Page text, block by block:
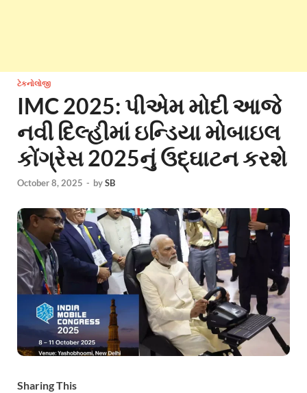
ટેકનોલોજી
IMC 2025: પીએમ મોદી આજે
નવી દિલ્હીમાં ઇન્ડિયા મોબાઇલ
કોંગ્રેસ 2025નું ઉદ્ઘાટન કરશે
October 8, 2025 - bySB
Sharing This